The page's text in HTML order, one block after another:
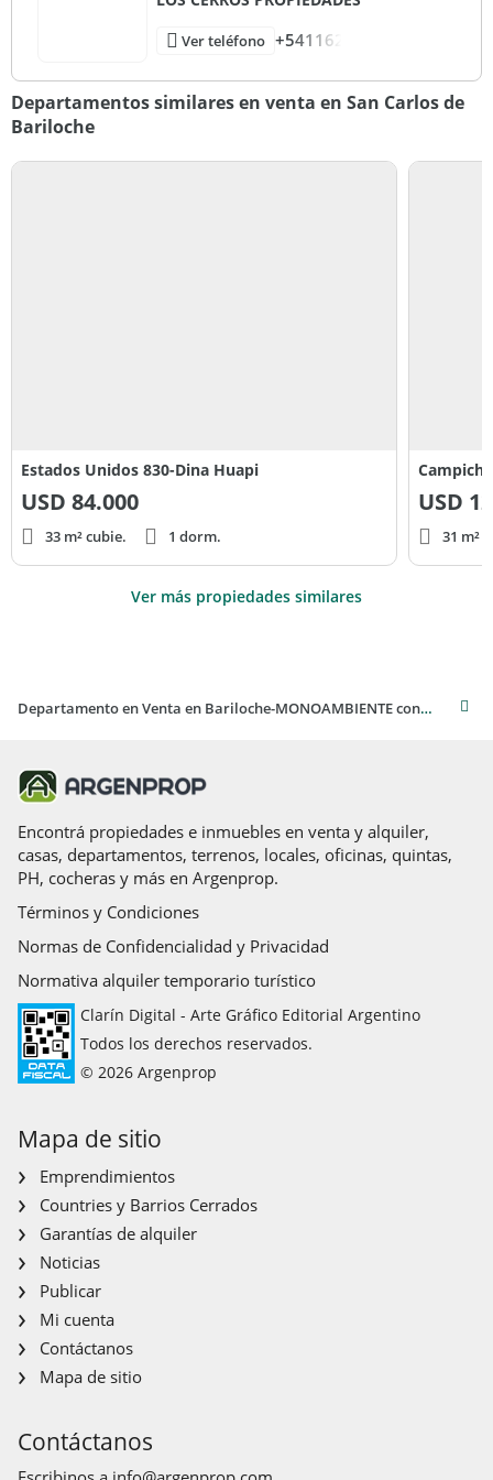
Ver teléfono +541162
Departamentos similares en venta en San Carlos de
Bariloche
Estados Unidos 830-Dina Huapi
USD 84.000
33 m² cubie. 1 dorm.
USD
31 m²
Ver más propiedades similares
Departamento en Venta en Bariloche-MONOAMBIENTE con cochera en Centro Bariloche en pozo.
Encontrá propiedades e inmuebles en venta y alquiler,
casas, departamentos, terrenos, locales, oficinas, quintas,
PH, cocheras y más en Argenprop.
Términos y Condiciones
Normas de Confidencialidad y Privacidad
Normativa alquiler temporario turístico
Clarín Digital - Arte Gráfico Editorial Argentino
Todos los derechos reservados.
© 2026 Argenprop
Mapa de sitio
Emprendimientos
Countries y Barrios Cerrados
Garantías de alquiler
Noticias
Publicar
Mi cuenta
Contáctanos
Mapa de sitio
Contáctanos